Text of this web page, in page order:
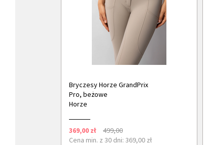
Bryczesy Horze GrandPrix
Pro, beżowe
Horze
369,00 zł
499,00
Cena min. z 30 dni: 369,00 zł